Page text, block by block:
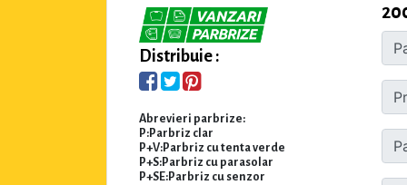
Distribuie :
Abrevieri parbrize:
P:Parbriz clar
P+V:Parbriz cu tenta verde
P+S:Parbriz cu parasolar
P+SE:Parbriz cu senzor